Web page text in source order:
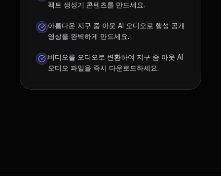
펙트 생성기 콘텐츠를 만드세요.
아름다운 지구 줌 아웃 AI 오디오로 행성 공개
영상을 완벽하게 만드세요.
비디오를 오디오로 변환하여 지구 줌 아웃 AI
오디오 파일을 즉시 다운로드하세요.